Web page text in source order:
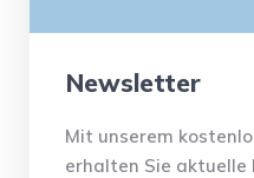
Newsletter
Mit unserem
erhalten Sie aktuelle